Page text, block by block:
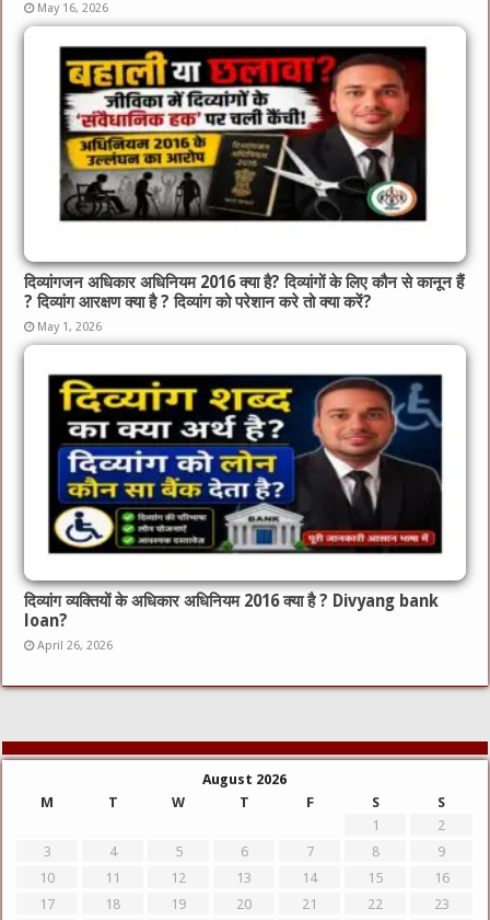
May 16, 2026
दिव्यांगजन अधिकार अधिनियम 2016 क्या है? दिव्यांगों के लिए कौन से कानून हैं
? दिव्यांग आरक्षण क्या है ? दिव्यांग को परेशान करे तो क्या करें?
May 1, 2026
दिव्यांग व्यक्तियों के अधिकार अधिनियम 2016 क्या है ? Divyang bank
loan?
April 26, 2026
August 2026
M
T W T F S
S
1
2
3
4 5 6 7 8
9
10
11 12 13 14 15
16
17
18 19 20 21 22
23